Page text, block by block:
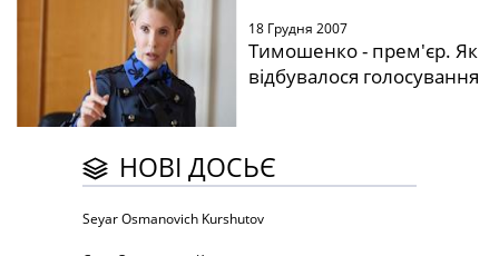
18 Грудня 2007
Тимошенко - прем'єр. Як
відбувалося голосування
НОВІ ДОСЬЄ
Seyar Osmanovich Kurshutov